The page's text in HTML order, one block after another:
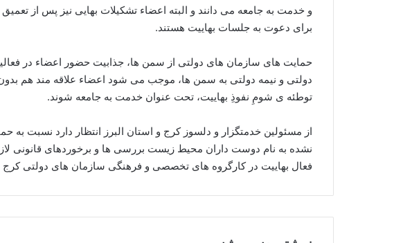
و خدمت به جامعه می­ دانند و البته اعضاء تشکیلات بهایی نیز پس از
برای دعوت به جلسات بهاییت هستند.
حمایت­ های سازمان های دولتی از سمن­ ها، جذابیت حضور اعضاء در
دولتی و نیمه دولتی به سمن­ ها، موجب می ­شود اعضاء علاقه مند هم بدون
توطئه ­ی شومِ نفوذِ بهاییت، تحت عنوان خدمت به جامعه شوند.
از مسئولین خدمتگزار و دلسوز کرج و استان البرز انتظار دارد نسبت
نشده به نام دوست داران محیط زیست بررسی­ ها و برخوردهای قانونی
فعال بهاییت در کارگروه های تخصصی و فرهنگی سازمان های دولتی کرج